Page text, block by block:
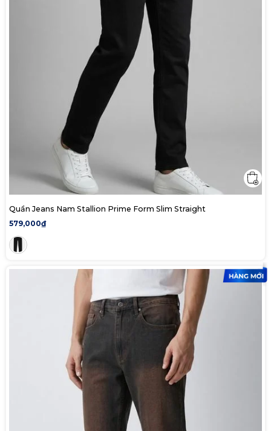
Quần Jeans Nam Stallion Prime Form Slim Straight
579,000₫